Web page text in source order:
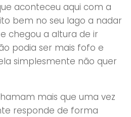
aconteceu aqui com a
bem no seu lago a nadar
chegou a altura de ir
podia ser mais fofo e
simplesmente não quer
mais que uma vez
responde de forma